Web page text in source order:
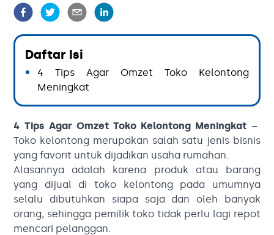
Daftar Isi
4 Tips Agar Omzet Toko Kelontong
Meningkat
4 Tips Agar Omzet Toko Kelontong Meningkat –
Toko kelontong merupakan salah satu jenis bisnis
yang favorit untuk dijadikan usaha rumahan.
Alasannya adalah karena produk atau barang
yang dijual di toko kelontong pada umumnya
selalu dibutuhkan siapa saja dan oleh banyak
orang, sehingga pemilik toko tidak perlu lagi repot
mencari pelanggan.